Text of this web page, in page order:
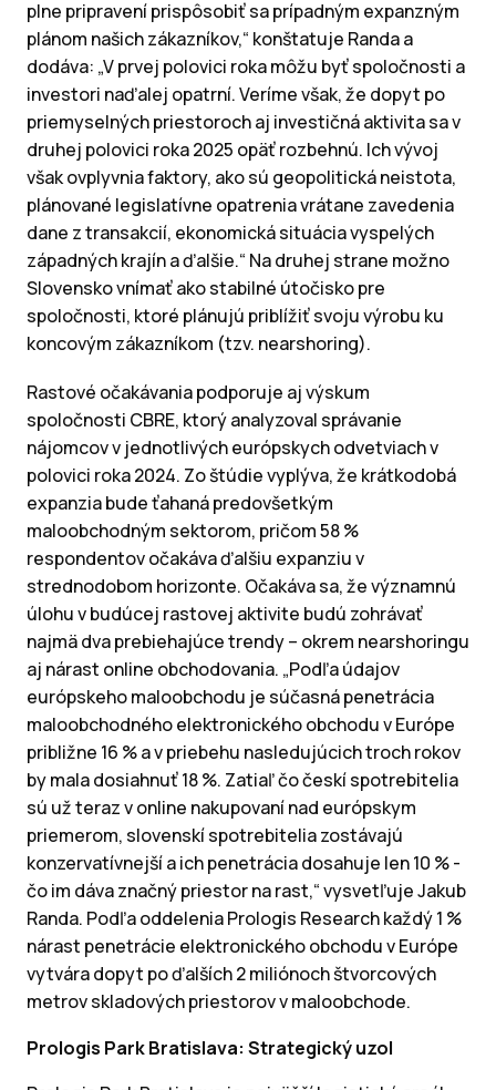
plne pripravení prispôsobiť sa prípadným expanzným
plánom našich zákazníkov,“ konštatuje Randa a
dodáva: „V prvej polovici roka môžu byť spoločnosti a
investori naďalej opatrní. Veríme však, že dopyt po
priemyselných priestoroch aj investičná aktivita sa v
druhej polovici roka 2025 opäť rozbehnú. Ich vývoj
však ovplyvnia faktory, ako sú geopolitická neistota,
plánované legislatívne opatrenia vrátane zavedenia
dane z transakcií, ekonomická situácia vyspelých
západných krajín a ďalšie.“ Na druhej strane možno
Slovensko vnímať ako stabilné útočisko pre
spoločnosti, ktoré plánujú priblížiť svoju výrobu ku
koncovým zákazníkom (tzv. nearshoring).
Rastové očakávania podporuje aj výskum
spoločnosti CBRE, ktorý analyzoval správanie
nájomcov v jednotlivých európskych odvetviach v
polovici roka 2024. Zo štúdie vyplýva, že krátkodobá
expanzia bude ťahaná predovšetkým
maloobchodným sektorom, pričom 58 %
respondentov očakáva ďalšiu expanziu v
strednodobom horizonte. Očakáva sa, že významnú
úlohu v budúcej rastovej aktivite budú zohrávať
najmä dva prebiehajúce trendy – okrem nearshoringu
aj nárast online obchodovania. „Podľa údajov
európskeho maloobchodu je súčasná penetrácia
maloobchodného elektronického obchodu v Európe
približne 16 % a v priebehu nasledujúcich troch rokov
by mala dosiahnuť 18 %. Zatiaľ čo českí spotrebitelia
sú už teraz v online nakupovaní nad európskym
priemerom, slovenskí spotrebitelia zostávajú
konzervatívnejší a ich penetrácia dosahuje len 10 % -
čo im dáva značný priestor na rast,“ vysvetľuje Jakub
Randa. Podľa oddelenia Prologis Research každý 1 %
nárast penetrácie elektronického obchodu v Európe
vytvára dopyt po ďalších 2 miliónoch štvorcových
metrov skladových priestorov v maloobchode.
Prologis Park Bratislava: Strategický uzol